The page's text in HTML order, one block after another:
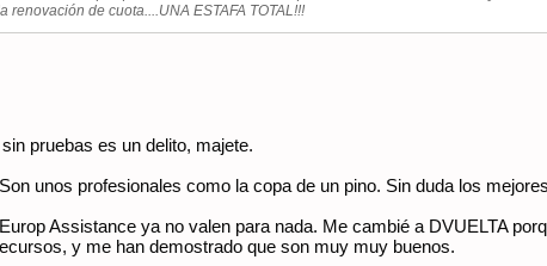
de cuota....UNA ESTAFA TOTAL!!!
pruebas es un delito, majete.
unos profesionales como la copa de un pino. Sin duda los
Assistance ya no valen para nada. Me cambié a DVUELTA
y me han demostrado que son muy muy buenos.